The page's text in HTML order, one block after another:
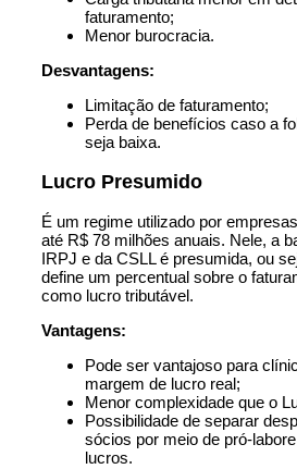
faturamento;
Menor burocracia.
Desvantagens:
Limitação de faturamento;
Perda de benefícios caso a
seja baixa.
Lucro Presumido
É um regime utilizado por
até R$ 78 milhões anuais. Nele, a
IRPJ e da CSLL é presumida, ou
define um percentual sobre o
como lucro tributável.
Vantagens:
Pode ser vantajoso para
margem de lucro real;
Menor complexidade que o
Possibilidade de separar
sócios por meio de pró-
lucros.